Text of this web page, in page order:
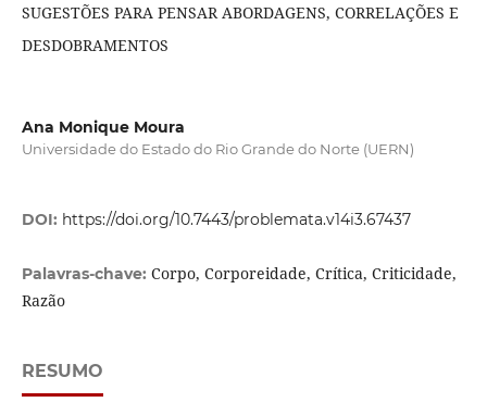
SUGESTÕES PARA PENSAR ABORDAGENS, CORRELAÇÕES E
DESDOBRAMENTOS
Ana Monique Moura
Universidade do Estado do Rio Grande do Norte (UERN)
DOI: https://doi.org/10.7443/problemata.v14i3.67437
Palavras-chave: Corpo, Corporeidade, Crítica, Criticidade,
Razão
RESUMO